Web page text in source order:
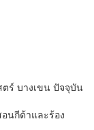
ร์ บางเขน ปัจจุบัน
นกีต้าและร้อง